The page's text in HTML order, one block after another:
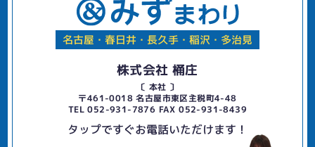
名古屋・春日井・長久手・稲沢・多治見
株式会社 桶庄
〔 本社 〕
〒461-0018 名古屋市東区主税町4-48
TEL 052-931-7876 FAX 052-931-8439
タップですぐお電話いただけます！